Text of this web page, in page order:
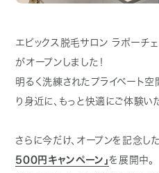
エピックス脱毛サロン ラポーチ
がオープンしました！
明るく洗練されたプライベート
り身近に、もっと快適にご体験い
さらに今だけ、オープンを記念した
500円キャンペーン」を展開中。